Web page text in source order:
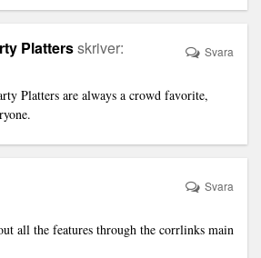
Plattersskriver:
Platters are always a crowd favorite,
Svara
all the features through the corrlinks main
Svara